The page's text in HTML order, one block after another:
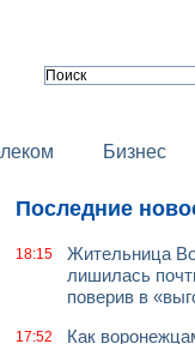
Бизнес
Последние
18:15
Жительница
лишилась
поверив в
17:52
Как